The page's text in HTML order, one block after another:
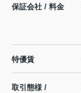
保証会社 / 料金
特優賃
取引態様 /